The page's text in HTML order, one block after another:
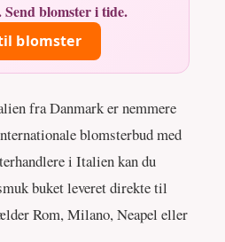
Send blomster i tide.
blomster
fra Danmark er nemmere
blomsterbud med
i Italien kan du
buket leveret direkte til
Rom, Milano, Neapel eller